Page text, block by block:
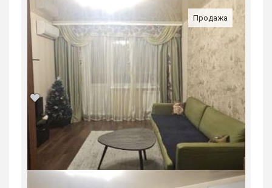
Продается 1-комн. квартира, 28,2 м²
Россия, Свердловская область,
Продажа